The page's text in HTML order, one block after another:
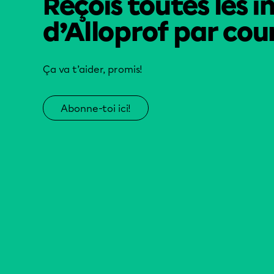
d’Alloprof par
Ça va t’aider, promis!
Abonne-toi ici!